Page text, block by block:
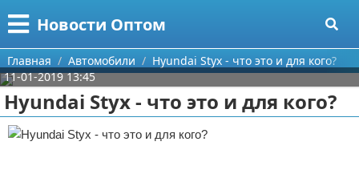
Новости Оптом
Меню
Главная
Категории
Информационные технологии
Поиск
Главная Автомобили
Hyundai Styx - что это и для кого?
11-01-2019 13:45
Hyundai Styx - что это и для кого?